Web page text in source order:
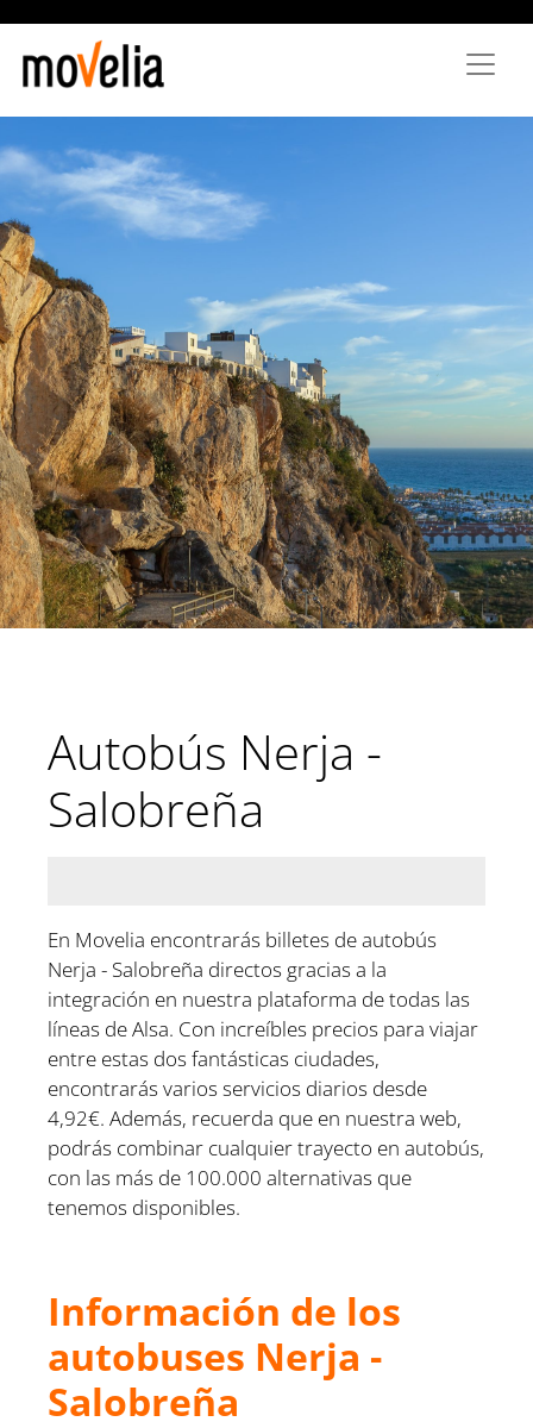
Autobús Nerja -
Salobreña
En Movelia encontrarás billetes de autobús
Nerja - Salobreña directos gracias a la
integración en nuestra plataforma de todas las
líneas de Alsa. Con increíbles precios para viajar
entre estas dos fantásticas ciudades,
encontrarás varios servicios diarios desde
4,92€. Además, recuerda que en nuestra web,
podrás combinar cualquier trayecto en autobús,
con las más de 100.000 alternativas que
tenemos disponibles.
Información de los
autobuses Nerja -
Salobreña